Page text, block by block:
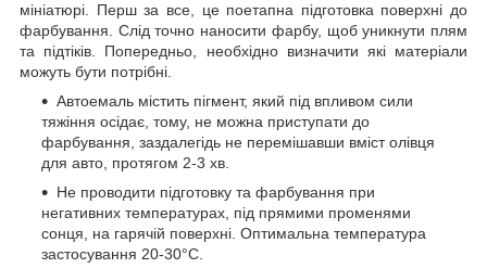
мініатюрі. Перш за все, це поетапна підготовка поверхні до
фарбування. Слід точно наносити фарбу, щоб уникнути плям
та підтіків. Попередньо, необхідно визначити які матеріали
можуть бути потрібні.
Автоемаль містить пігмент, який під впливом сили
тяжіння осідає, тому, не можна приступати до
фарбування, заздалегідь не перемішавши вміст олівця
для авто, протягом 2-3 хв.
Не проводити підготовку та фарбування при
негативних температурах, під прямими променями
сонця, на гарячій поверхні. Оптимальна температура
застосування 20-30°C.